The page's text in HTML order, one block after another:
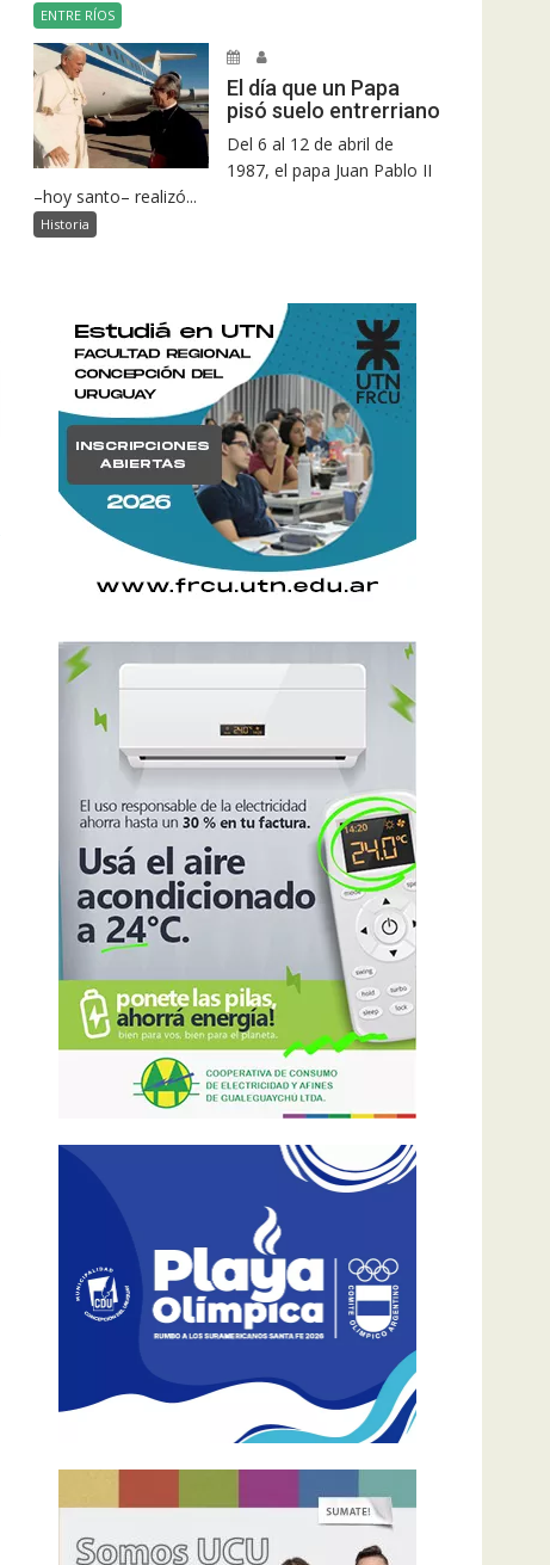
ENTRE RÍOS
El día que un Papa
pisó suelo entrerriano
Del 6 al 12 de abril de
1987, el papa Juan Pablo II
–hoy santo– realizó...
Historia